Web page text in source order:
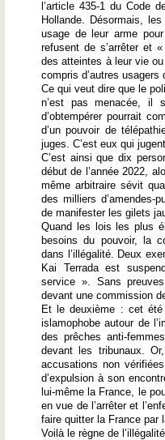
l’article 435-1 du Code
Hollande. Désormais,
usage de leur arme
refusent de s’arrêter et
des atteintes à leur vie
compris d’autres usagers
Ce qui veut dire que le
n’est pas menacée, il
d’obtempérer pourrait
d’un pouvoir de
juges. C’est eux qui
C’est ainsi que dix
début de l’année 2022,
même arbitraire sévit
des milliers d’amendes-
de manifester les gilets
Quand les lois les plus
besoins du pouvoir, la
dans l’illégalité. Deux
Kai Terrada est
service ». Sans
devant une commission
Et le deuxième : cet
islamophobe autour de
des prêches anti-
devant les tribunaux.
accusations non
d’expulsion à son
lui-même la France, le
en vue de l’arrêter et
faire quitter la France par
Voilà le règne de